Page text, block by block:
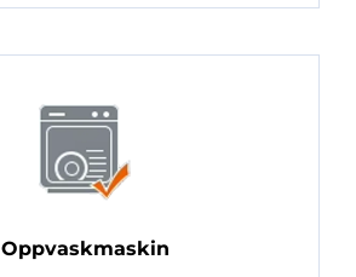
Oppvaskmaskin